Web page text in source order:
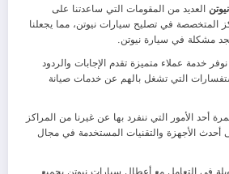
العديد من المقومات التي ساعدتنا على
المتخصصة في تصليح سيارات نيوتن، مما يجعلنا
مشكلة في سيارة نيوتن.
نوفر خدمة عملاء متميزة تقدم الإجابات والردود
التي تشغل بالهم عن خدمات صيانة
أحد الأمور التي ننفرد بها عن غيرنا من المراكز
أحدث الأجهزة والتقنيات المستخدمة في مجال